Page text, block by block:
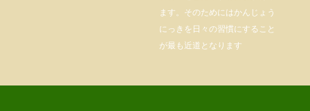
ます。そのためにはかんじょう
にっきを日々の習慣にすること
が最も近道となります